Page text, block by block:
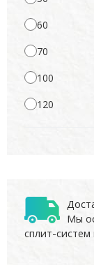
60
70
100
120
Мы
сплит-